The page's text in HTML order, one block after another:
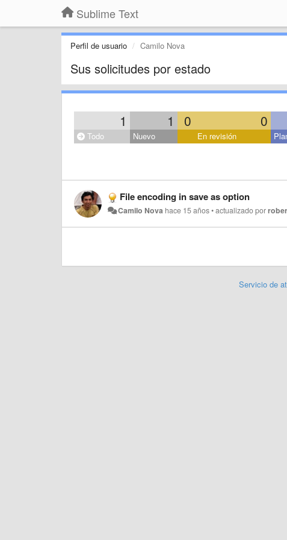
Sublime Text
Perfil de usuario Camilo Nova
Sus solicitudes por estado
1 1 0 0
Todo Nuevo En revisión
File encoding in save as option
Camilo Nova hace 15 años•actualizado por
Servicio de